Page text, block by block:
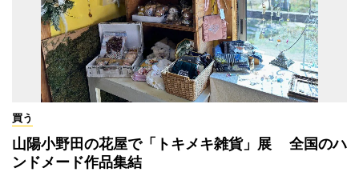
買う
山陽小野田の花屋で「トキメキ雑貨」展 全国のハ
ンドメード作品集結